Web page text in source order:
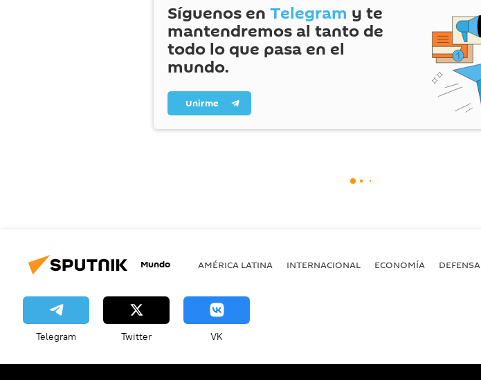
Síguenos en Telegram y te
mantendremos al tanto de
todo lo que pasa en el
mundo.
Unirme
Mundo AMÉRICA LATINA INTERNACIONAL ECONOMÍA DEFENSA
Telegram Twitter VK